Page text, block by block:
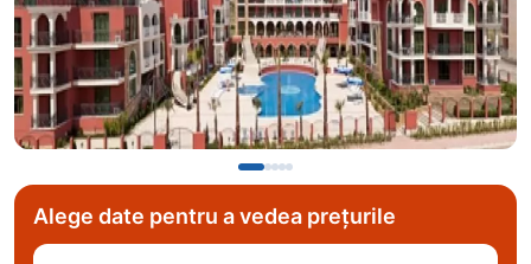
Alege date pentru a vedea prețurile